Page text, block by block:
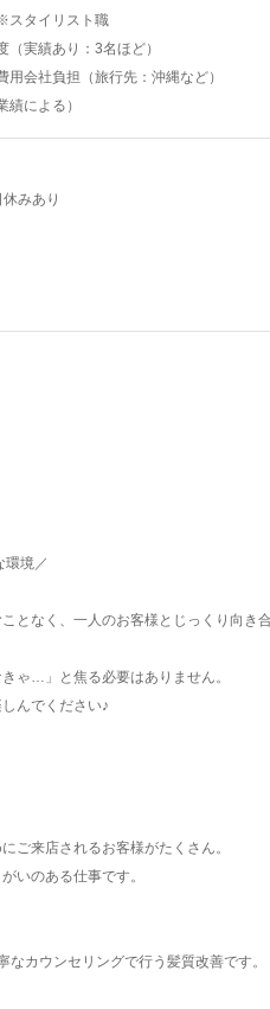
タイリスト職
（実績あり：3名ほど）
用会社負担（旅行先：沖縄など）
績による）
みあり
環境／
となく、一人のお客様とじっくり向き
ゃ…」と焦る必要はありません。
んでください♪
ご来店されるお客様がたくさん。
いのある仕事です。
カウンセリングで行う髪質改善です。